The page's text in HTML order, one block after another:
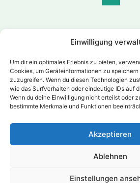
Einwilligung
Um dir ein optimales Erlebnis zu bieten,
Cookies, um Geräteinformationen zu
zuzugreifen. Wenn du diesen Technologien
wie das Surfverhalten oder eindeutige IDs auf
Wenn du deine Einwilligung nicht erteilst oder
bestimmte Merkmale und Funktionen
Akzeptieren
Ablehnen
Einstellungen
Impressum
Datenschutz
Kontakt
Bildnachweis
Cookie-Richtlinie